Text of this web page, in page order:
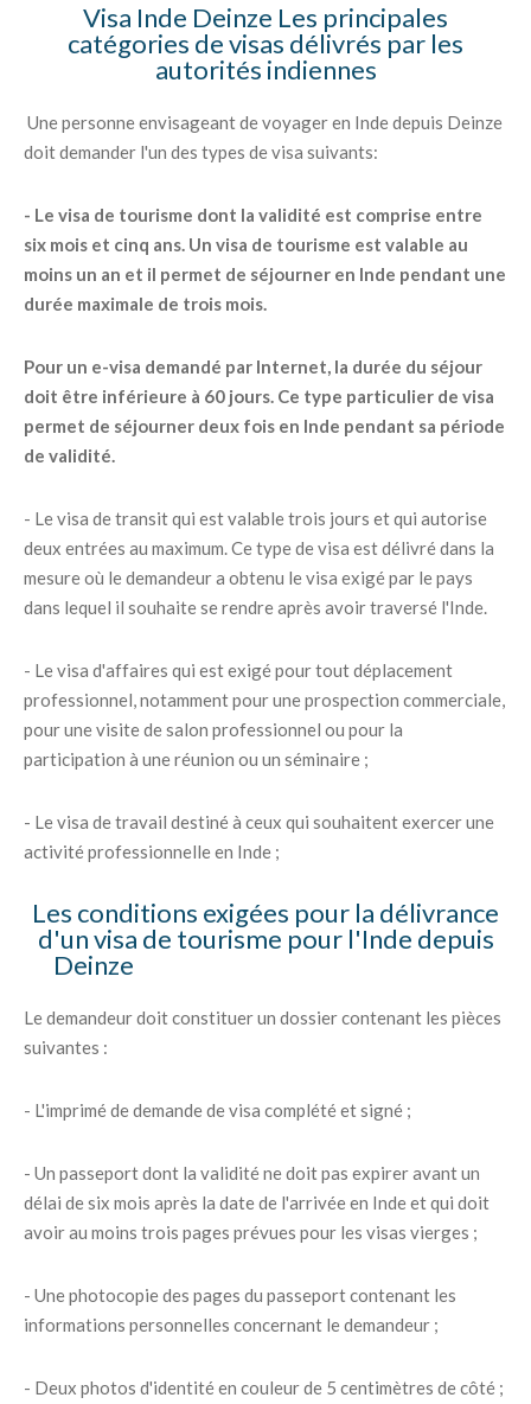
Visa Inde Deinze Les principales
catégories de visas délivrés par les
autorités indiennes
Une personne envisageant de voyager en Inde depuis Deinze
doit demander l'un des types de visa suivants:
- Le visa de tourisme dont la validité est comprise entre
six mois et cinq ans. Un visa de tourisme est valable au
moins un an et il permet de séjourner en Inde pendant une
durée maximale de trois mois.
Pour un e-visa demandé par Internet, la durée du séjour
doit être inférieure à 60 jours. Ce type particulier de visa
permet de séjourner deux fois en Inde pendant sa période
de validité.
- Le visa de transit qui est valable trois jours et qui autorise
deux entrées au maximum. Ce type de visa est délivré dans la
mesure où le demandeur a obtenu le visa exigé par le pays
dans lequel il souhaite se rendre après avoir traversé l'Inde.
- Le visa d'affaires qui est exigé pour tout déplacement
professionnel, notamment pour une prospection commerciale,
pour une visite de salon professionnel ou pour la
participation à une réunion ou un séminaire ;
- Le visa de travail destiné à ceux qui souhaitent exercer une
activité professionnelle en Inde ;
Les conditions exigées pour la délivrance
d'un visa de tourisme pour l'Inde depuis
Deinze
Le demandeur doit constituer un dossier contenant les pièces
suivantes :
- L'imprimé de demande de visa complété et signé ;
- Un passeport dont la validité ne doit pas expirer avant un
délai de six mois après la date de l'arrivée en Inde et qui doit
avoir au moins trois pages prévues pour les visas vierges ;
- Une photocopie des pages du passeport contenant les
informations personnelles concernant le demandeur ;
- Deux photos d'identité en couleur de 5 centimètres de côté ;